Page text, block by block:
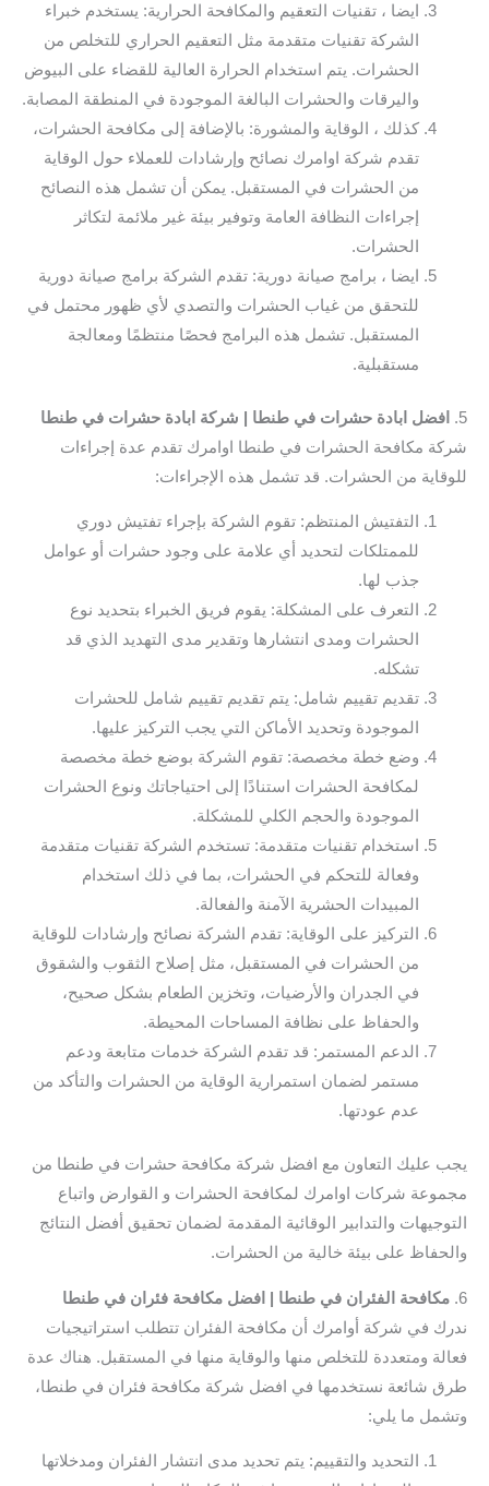
ايضا ، تقنيات التعقيم والمكافحة الحرارية: يستخدم خبراء
الشركة تقنيات متقدمة مثل التعقيم الحراري للتخلص من
الحشرات. يتم استخدام الحرارة العالية للقضاء على البيوض
واليرقات والحشرات البالغة الموجودة في المنطقة المصابة.
كذلك ، الوقاية والمشورة: بالإضافة إلى مكافحة الحشرات،
تقدم شركة اوامرك نصائح وإرشادات للعملاء حول الوقاية
من الحشرات في المستقبل. يمكن أن تشمل هذه النصائح
إجراءات النظافة العامة وتوفير بيئة غير ملائمة لتكاثر
الحشرات.
ايضا ، برامج صيانة دورية: تقدم الشركة برامج صيانة دورية
للتحقق من غياب الحشرات والتصدي لأي ظهور محتمل في
المستقبل. تشمل هذه البرامج فحصًا منتظمًا ومعالجة
مستقبلية.
5.
افضل ابادة حشرات في طنطا | شركة ابادة حشرات في طنطا
شركة مكافحة الحشرات في طنطا اوامرك تقدم عدة إجراءات
للوقاية من الحشرات. قد تشمل هذه الإجراءات:
التفتيش المنتظم: تقوم الشركة بإجراء تفتيش دوري
للممتلكات لتحديد أي علامة على وجود حشرات أو عوامل
جذب لها.
التعرف على المشكلة: يقوم فريق الخبراء بتحديد نوع
الحشرات ومدى انتشارها وتقدير مدى التهديد الذي قد
تشكله.
تقديم تقييم شامل: يتم تقديم تقييم شامل للحشرات
الموجودة وتحديد الأماكن التي يجب التركيز عليها.
وضع خطة مخصصة: تقوم الشركة بوضع خطة مخصصة
لمكافحة الحشرات استنادًا إلى احتياجاتك ونوع الحشرات
الموجودة والحجم الكلي للمشكلة.
استخدام تقنيات متقدمة: تستخدم الشركة تقنيات متقدمة
وفعالة للتحكم في الحشرات، بما في ذلك استخدام
المبيدات الحشرية الآمنة والفعالة.
التركيز على الوقاية: تقدم الشركة نصائح وإرشادات للوقاية
من الحشرات في المستقبل، مثل إصلاح الثقوب والشقوق
في الجدران والأرضيات، وتخزين الطعام بشكل صحيح،
والحفاظ على نظافة المساحات المحيطة.
الدعم المستمر: قد تقدم الشركة خدمات متابعة ودعم
مستمر لضمان استمرارية الوقاية من الحشرات والتأكد من
عدم عودتها.
يجب عليك التعاون مع افضل شركة مكافحة حشرات في طنطا من
مجموعة شركات اوامرك لمكافحة الحشرات و القوارض واتباع
التوجيهات والتدابير الوقائية المقدمة لضمان تحقيق أفضل النتائج
والحفاظ على بيئة خالية من الحشرات.
6. مكافحة الفئران في طنطا | افضل مكافحة فئران في طنطا
ندرك في شركة أوامرك أن مكافحة الفئران تتطلب استراتيجيات
فعالة ومتعددة للتخلص منها والوقاية منها في المستقبل. هناك عدة
طرق شائعة نستخدمها في افضل شركة مكافحة فئران في طنطا،
وتشمل ما يلي:
التحديد والتقييم: يتم تحديد مدى انتشار الفئران ومدخلاتها